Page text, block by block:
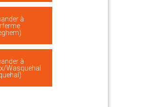
à
à
Wasquehal